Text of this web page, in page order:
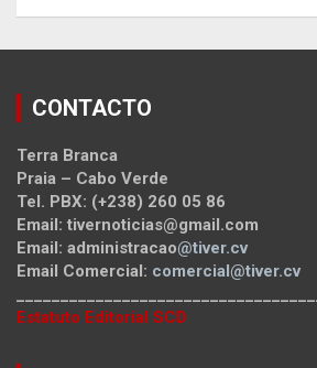
CONTACTO
Terra Branca
Praia – Cabo Verde
Tel. PBX: (+238) 260 05 86
Email: tivernoticias@gmail.com
Email: administracao@tiver.cv
Email Comercial: comercial@tiver.cv
Estatuto Editorial SCD